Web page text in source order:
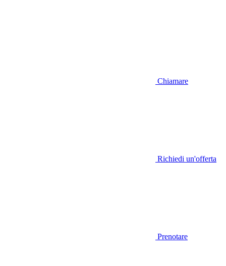
Chiamare
Richiedi un'offerta
Prenotare